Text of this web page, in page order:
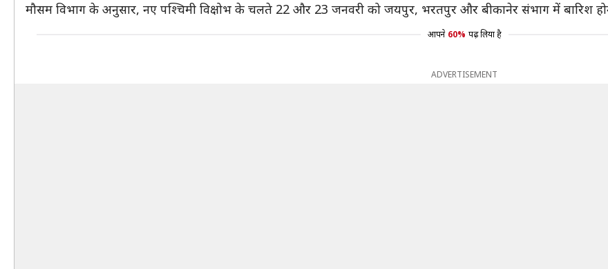
मौसम विभाग के अनुसार, नए पश्चिमी विक्षोभ के चलते 22 और 23 जनवरी को जयपुर, भरतपुर और बीकानेर संभाग में बारिश
आपने 60% पढ़ लिया है
ADVERTISEMENT